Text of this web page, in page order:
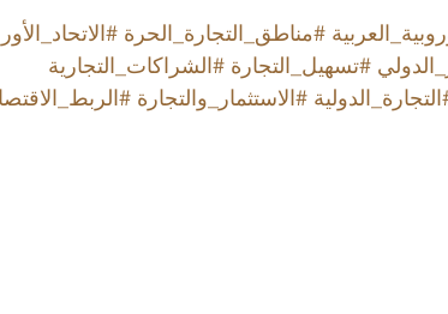
#مناطق_التجارة_الحرة
#تسهيل_التجارة #الشراكات_التجارية
#الاستثمار_والتجارة